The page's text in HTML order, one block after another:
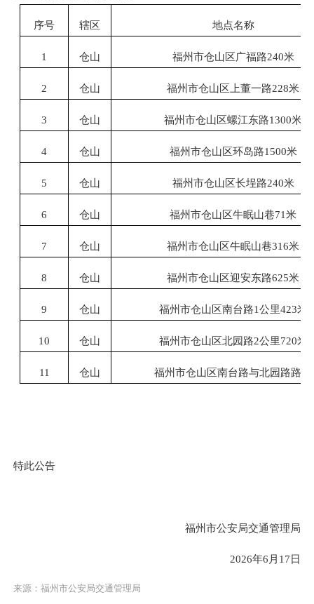
序号 辖区 地点名称
1 仓山 福州市仓山区广福路240米
2 仓山 福州市仓山区上董一路228米
3 仓山 福州市仓山区螺江东路1300米
4 仓山 福州市仓山区环岛路1500米
5 仓山 福州市仓山区长埕路240米
6 仓山 福州市仓山区牛眠山巷71米
7 仓山 福州市仓山区牛眠山巷316米
8 仓山 福州市仓山区迎安东路625米
9 仓山 福州市仓山区南台路1公里423米
10 仓山 福州市仓山区北园路2公里720米
11 仓山 福州市仓山区南台路与北园路路口
特此公告
福州市公安局交通管理局
2026年6月17日
来源：福州市公安局交通管理局